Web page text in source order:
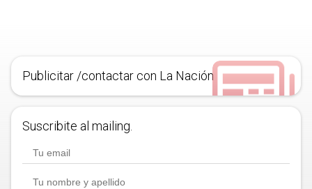
Publicitar /contactar con La Nación
Suscribite al mailing.